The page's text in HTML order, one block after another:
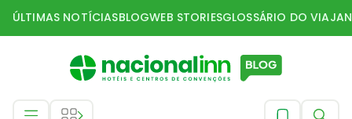
ÚLTIMAS NOTÍCIASBLOGWEB STORIESGLOSSÁRIO DO